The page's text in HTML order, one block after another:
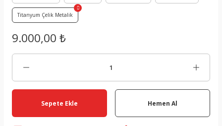
Titanyum Çelik Metalik
9.000,00 ₺
Sepete Ekle Hemen Al